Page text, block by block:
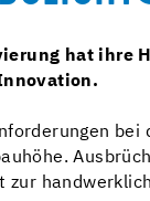
hat ihre
zur